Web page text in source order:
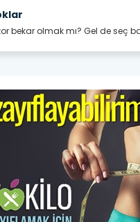
bekar olmak mı? Gel de seç